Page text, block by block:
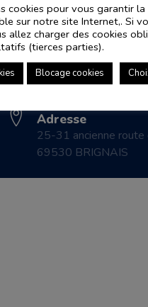
Adresse e-mail
Numéro de
04 78 83 87 20
Adresse
25-31 ancienne route
69530 BRIGNAIS
cookies pour vous garantir la
sur notre site Internet,. Si
allez charger des cookies
(tierces parties).
Blocage cookies